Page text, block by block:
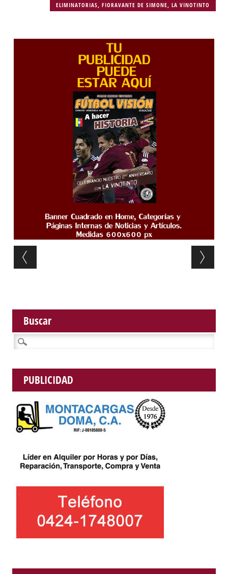
ELIMINATORIAS ,FIORAVANTE DE SIMONE ,LA VINOTINTO
Post navigation
Buscar
Buscar:
PUBLICIDAD